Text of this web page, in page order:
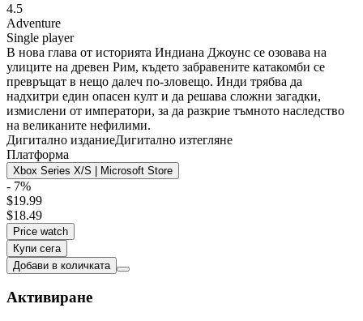
4.5
Adventure
Single player
В нова глава от историята Индиана Джоунс се озовава на
улиците на древен Рим, където забравените катакомби се
превръщат в нещо далеч по-зловещо. Инди трябва да
надхитри един опасен култ и да решава сложни загадки,
измислени от императори, за да разкрие тъмното наследство
на великаните нефилими.
Дигитално изданиеДигитално изтегляне
Платформа
Xbox Series X/S | Microsoft Store
- 7%
$19.99
$18.49
Price watch
Купи сега
Добави в количката
Активиране